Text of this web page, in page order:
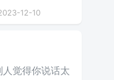
12-10
觉得你说话太